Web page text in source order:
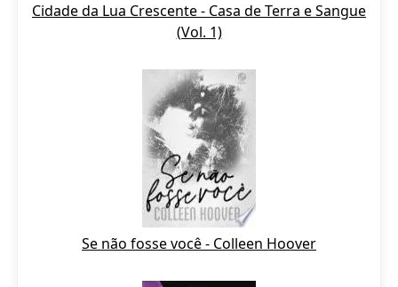
Cidade da Lua Crescente - Casa de Terra e Sangue
(Vol. 1)
Se não fosse você - Colleen Hoover